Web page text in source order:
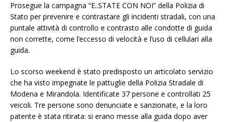
Prosegue la campagna “E..STATE CON NOI” della Polizia di
Stato per prevenire e contrastare gli incidenti stradali, con una
puntale attività di controllo e contrasto alle condotte di guida
non corrette, come l’eccesso di velocità e l’uso di cellulari alla
guida.
Lo scorso weekend è stato predisposto un articolato servizio
che ha visto impegnate le pattuglie della Polizia Stradale di
Modena e Mirandola. Identificate 37 persone e controllati 25
veicoli. Tre persone sono denunciate e sanzionate, e la loro
patente è stata ritirata: si erano messe alla guida dopo aver